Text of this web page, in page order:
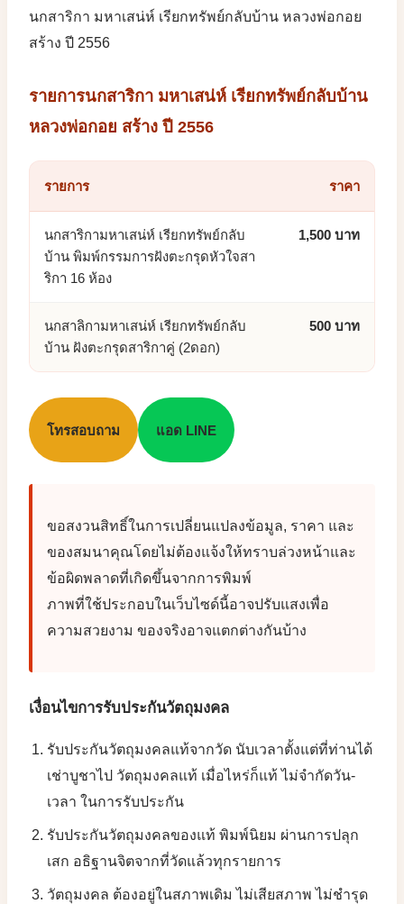
นกสาริกา มหาเสน่ห์ เรียกทรัพย์กลับบ้าน หลวงพ่อกอย
สร้าง ปี 2556
รายการนกสาริกา มหาเสน่ห์ เรียกทรัพย์กลับบ้าน
หลวงพ่อกอย สร้าง ปี 2556
รายการ ราคา
นกสาริกามหาเสน่ห์ เรียกทรัพย์กลับ
บ้าน พิมพ์กรรมการฝังตะกรุดหัวใจสา
ริกา 16 ห้อง
1,500 บาท
นกสาลิกามหาเสน่ห์ เรียกทรัพย์กลับ
บ้าน ฝังตะกรุดสาริกาคู่ (2ดอก)
500 บาท
โทรสอบถาม แอด LINE
ขอสงวนสิทธิ์ในการเปลี่ยนแปลงข้อมูล, ราคา และ
ของสมนาคุณโดยไม่ต้องแจ้งให้ทราบล่วงหน้าและ
ข้อผิดพลาดที่เกิดขึ้นจากการพิมพ์
ภาพที่ใช้ประกอบในเว็บไซด์นี้อาจปรับแสงเพื่อ
ความสวยงาม ของจริงอาจแตกต่างกันบ้าง
เงื่อนไขการรับประกันวัตถุมงคล
รับประกันวัตถุมงคลแท้จากวัด นับเวลาตั้งแต่ที่ท่านได้
เช่าบูชาไป วัตถุมงคลแท้ เมื่อไหร่ก็แท้ ไม่จำกัดวัน-
เวลา ในการรับประกัน
รับประกันวัตถุมงคลของแท้ พิมพ์นิยม ผ่านการปลุก
เสก อธิฐานจิตจากที่วัดแล้วทุกรายการ
วัตถุมงคล ต้องอยู่ในสภาพเดิม ไม่เสียสภาพ ไม่ชำรุด